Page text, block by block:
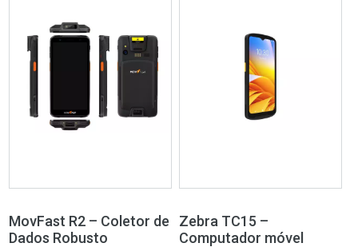
MovFast R2 – Coletor de
Dados Robusto
Zebra TC15 –
Computador móvel